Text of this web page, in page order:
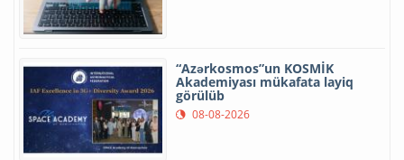
“Azərkosmos”un KOSMİK
Akademiyası mükafata layiq
görülüb
08-08-2026